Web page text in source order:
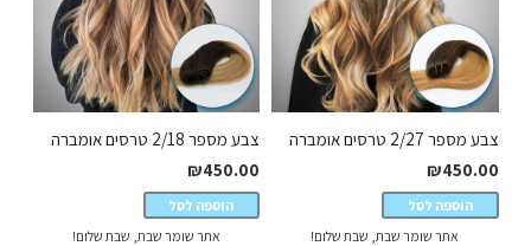
צבע מספר 2/27 טרסים אומברה
₪450.00
הוספה לסל
אתר שומר שבת, שבת שלום!
צבע מספר 2/18 טרסים אומברה
₪450.00
הוספה לסל
אתר שומר שבת, שבת שלום!